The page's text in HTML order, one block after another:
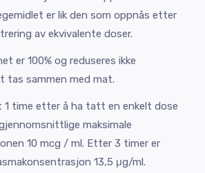
er lik den som oppnås etter
av ekvivalente doser.
er 100% og reduseres ikke
tas sammen med mat.
1 time etter å ha tatt en enkelt dose
maksimale
10 mcg / ml. Etter 3 timer er
13,5 μg/ml.